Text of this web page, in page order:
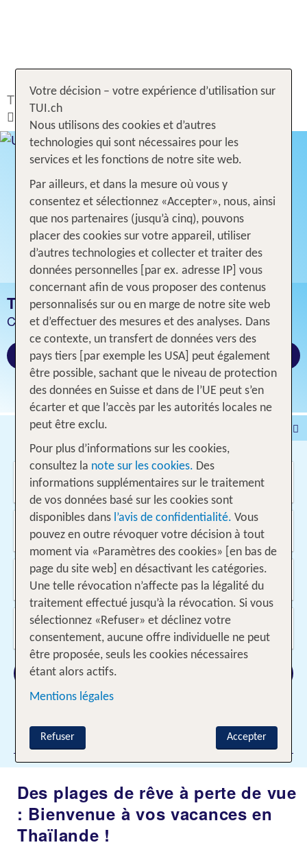
TUI.ch Rechercher & Réserver
Voyages
Thaïlande
THAÏLANDE
Combinaison parfaite de culture et de baignade
Réserver maintenant
Voyages
Voyages intervilles
% DEALS
Maison de vacances
Croisières
Véhicules
Où voulez-vous aller?
D'où?
Suisse
Quand et pour combien de temps?
10.08.2026 - 25.05.2027, 1 Semaine
Voyageurs?
2 Adultes
Rechercher
Ajouter des filtres
Des plages de rêve à perte de vue
: Bienvenue à vos vacances en
Thaïlande !
Votre décision – votre expérience d’utilisation sur
TUI.ch
Nous utilisons des cookies et d’autres
technologies qui sont nécessaires pour les
services et les fonctions de notre site web.
Par ailleurs, et dans la mesure où vous y
consentez et sélectionnez «Accepter», nous, ainsi
que nos partenaires (jusqu’à cinq), pouvons
placer des cookies sur votre appareil, utiliser
d’autres technologies et collecter et traiter des
données personnelles [par ex. adresse IP] vous
concernant afin de vous proposer des contenus
personnalisés sur ou en marge de notre site web
et d’effectuer des mesures et des analyses. Dans
ce contexte, un transfert de données vers des
pays tiers [par exemple les USA] peut également
être possible, sachant que le niveau de protection
des données en Suisse et dans de l’UE peut s’en
écarter et que l’accès par les autorités locales ne
peut être exclu.
Pour plus d’informations sur les cookies,
consultez la note sur les cookies. Des
informations supplémentaires sur le traitement
de vos données basé sur les cookies sont
disponibles dans l’avis de confidentialité. Vous
pouvez en outre révoquer votre décision à tout
moment via «Paramètres des cookies» [en bas de
page du site web] en désactivant les catégories.
Une telle révocation n’affecte pas la légalité du
traitement effectué jusqu’à la révocation. Si vous
sélectionnez «Refuser» et déclinez votre
consentement, aucune offre individuelle ne peut
être proposée, seuls les cookies nécessaires
étant alors actifs.
Mentions légales
Accepter
Refuser